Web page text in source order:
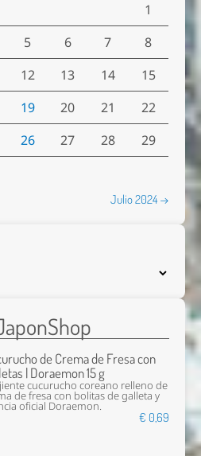
1
5 6 7
8
12 13 14
15
19 20 21
22
26 27 28
29
Julio 2024 →
de Crema de Fresa con
| Doraemon 15 g
cucurucho coreano relleno de
de fresa con bolitas de galleta y
oficial Doraemon.
€ 0,69